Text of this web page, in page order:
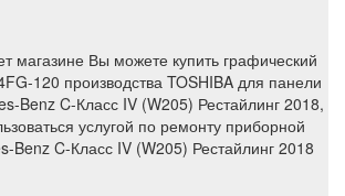
магазине Вы можете купить графический
120 производства TOSHIBA для панели
Benz C-Класс IV (W205) Рестайлинг 2018,
услугой по ремонту приборной
Benz C-Класс IV (W205) Рестайлинг 2018